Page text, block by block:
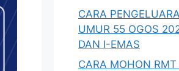
CARA
UMUR 55 OGOS
DAN I-EMAS
CARA MOHON